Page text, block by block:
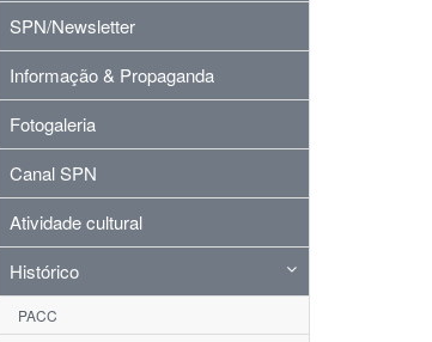
SPN/Newsletter
Informação & Propaganda
Fotogaleria
Canal SPN
Atividade cultural
Histórico
PACC